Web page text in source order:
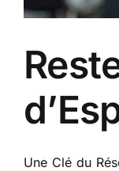
Une Clé du